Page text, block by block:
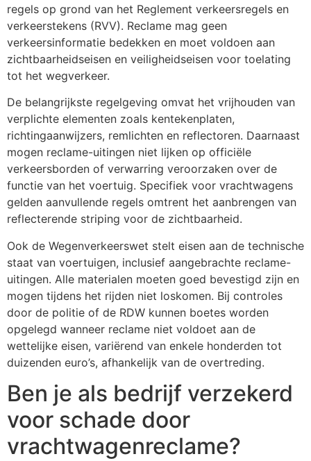
regels op grond van het Reglement verkeersregels en
verkeerstekens (RVV). Reclame mag geen
verkeersinformatie bedekken en moet voldoen aan
zichtbaarheidseisen en veiligheidseisen voor toelating
tot het wegverkeer.
De belangrijkste regelgeving omvat het vrijhouden van
verplichte elementen zoals kentekenplaten,
richtingaanwijzers, remlichten en reflectoren. Daarnaast
mogen reclame-uitingen niet lijken op officiële
verkeersborden of verwarring veroorzaken over de
functie van het voertuig. Specifiek voor vrachtwagens
gelden aanvullende regels omtrent het aanbrengen van
reflecterende striping voor de zichtbaarheid.
Ook de Wegenverkeerswet stelt eisen aan de technische
staat van voertuigen, inclusief aangebrachte reclame-
uitingen. Alle materialen moeten goed bevestigd zijn en
mogen tijdens het rijden niet loskomen. Bij controles
door de politie of de RDW kunnen boetes worden
opgelegd wanneer reclame niet voldoet aan de
wettelijke eisen, variërend van enkele honderden tot
duizenden euro’s, afhankelijk van de overtreding.
Ben je als bedrijf verzekerd
voor schade door
vrachtwagenreclame?